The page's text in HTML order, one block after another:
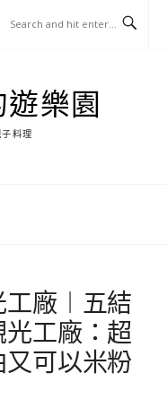
遊樂園
料理
廠︱五結
工廠：超
可以米粉